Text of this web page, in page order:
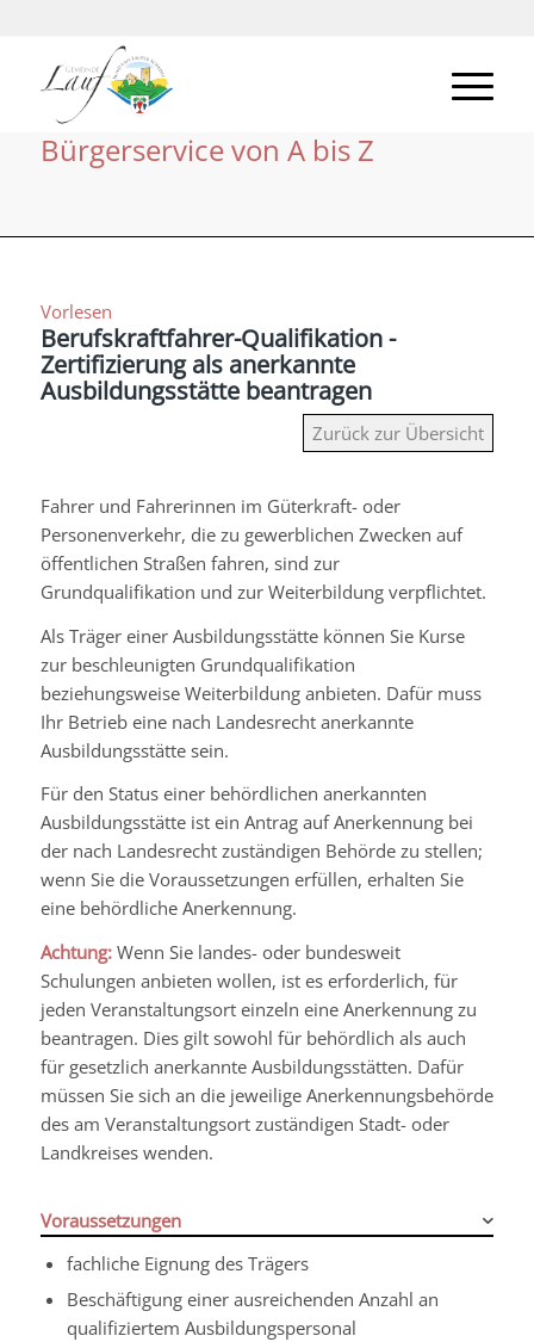
Bürgerservice von A bis Z
Vorlesen
Berufskraftfahrer-Qualifikation -
Zertifizierung als anerkannte
Ausbildungsstätte beantragen
Zurück zur Übersicht
Fahrer und Fahrerinnen im Güterkraft- oder
Personenverkehr, die zu gewerblichen Zwecken auf
öffentlichen Straßen fahren, sind zur
Grundqualifikation und zur Weiterbildung verpflichtet.
Als Träger einer Ausbildungsstätte können Sie Kurse
zur beschleunigten Grundqualifikation
beziehungsweise Weiterbildung anbieten. Dafür muss
Ihr Betrieb eine nach Landesrecht anerkannte
Ausbildungsstätte sein.
Für den Status einer behördlichen anerkannten
Ausbildungsstätte ist ein Antrag auf Anerkennung bei
der nach Landesrecht zuständigen Behörde zu stellen;
wenn Sie die Voraussetzungen erfüllen, erhalten Sie
eine behördliche Anerkennung.
Achtung:Wenn Sie landes- oder bundesweit
Schulungen anbieten wollen, ist es erforderlich, für
jeden Veranstaltungsort einzeln eine Anerkennung zu
beantragen. Dies gilt sowohl für behördlich als auch
für gesetzlich anerkannte Ausbildungsstätten. Dafür
müssen Sie sich an die jeweilige Anerkennungsbehörde
des am Veranstaltungsort zuständigen Stadt- oder
Landkreises wenden.
Voraussetzungen
fachliche Eignung des Trägers
Beschäftigung einer ausreichenden Anzahl an
qualifiziertem Ausbildungspersonal